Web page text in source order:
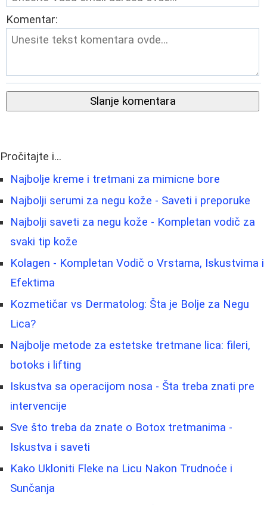
Komentar:
Slanje komentara
Pročitajte i...
Najbolje kreme i tretmani za mimicne bore
Najbolji serumi za negu kože - Saveti i preporuke
Najbolji saveti za negu kože - Kompletan vodič za
svaki tip kože
Kolagen - Kompletan Vodič o Vrstama, Iskustvima i
Efektima
Kozmetičar vs Dermatolog: Šta je Bolje za Negu
Lica?
Najbolje metode za estetske tretmane lica: fileri,
botoks i lifting
Iskustva sa operacijom nosa - Šta treba znati pre
intervencije
Sve što treba da znate o Botox tretmanima -
Iskustva i saveti
Kako Ukloniti Fleke na Licu Nakon Trudnoće i
Sunčanja